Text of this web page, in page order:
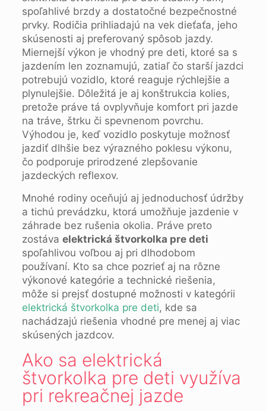
spoľahlivé brzdy a dostatočné bezpečnostné
prvky. Rodičia prihliadajú na vek dieťaťa, jeho
skúsenosti aj preferovaný spôsob jazdy.
Miernejší výkon je vhodný pre deti, ktoré sa s
jazdením len zoznamujú, zatiaľ čo starší jazdci
potrebujú vozidlo, ktoré reaguje rýchlejšie a
plynulejšie. Dôležitá je aj konštrukcia kolies,
pretože práve tá ovplyvňuje komfort pri jazde
na tráve, štrku či spevnenom povrchu.
Výhodou je, keď vozidlo poskytuje možnosť
jazdiť dlhšie bez výrazného poklesu výkonu,
čo podporuje prirodzené zlepšovanie
jazdeckých reflexov.
Mnohé rodiny oceňujú aj jednoduchosť údržby
a tichú prevádzku, ktorá umožňuje jazdenie v
záhrade bez rušenia okolia. Práve preto
zostáva elektrická štvorkolka pre deti
spoľahlivou voľbou aj pri dlhodobom
používaní. Kto sa chce pozrieť aj na rôzne
výkonové kategórie a technické riešenia,
môže si prejsť dostupné možnosti v kategórii
elektrická štvorkolka pre deti, kde sa
nachádzajú riešenia vhodné pre menej aj viac
skúsených jazdcov.
Ako sa elektrická
štvorkolka pre deti využíva
pri rekreačnej jazde